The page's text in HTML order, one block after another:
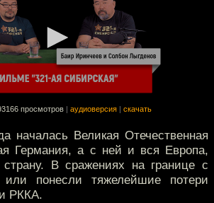
просмотров аудиоверсия скачать
началась Великая Отечественная
Германия, а с ней и вся Европа,
В сражениях на границе с
или понесли тяжелейшие потери
РККА.